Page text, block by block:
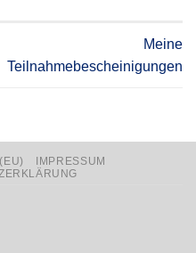
Meine
Teilnahmebescheinigungen
IMPRESSUM